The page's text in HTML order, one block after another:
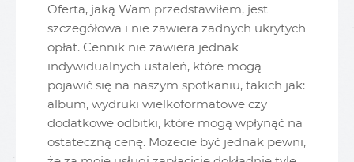
Oferta, jaką Wam przedstawiłem, jest
szczegółowa i nie zawiera żadnych ukrytych
opłat. Cennik nie zawiera jednak
indywidualnych ustaleń, które mogą
pojawić się na naszym spotkaniu, takich jak:
album, wydruki wielkoformatowe czy
dodatkowe odbitki, które mogą wpłynąć na
ostateczną cenę. Możecie być jednak pewni,